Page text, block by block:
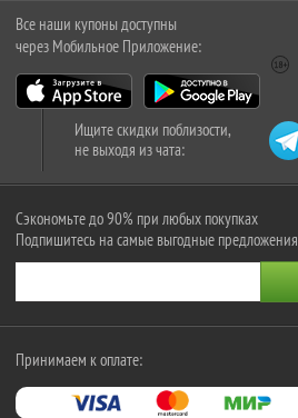
Все наши купоны доступны
через Мобильное Приложение:
Ищите скидки поблизости,
не выходя из чата:
Сэкономьте до 90% при любых покупках
Подпишитесь на самые выгодные предложения
Принимаем к оплате: